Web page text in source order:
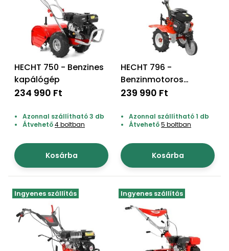
Permetező
Üvegház
és
melegház
Komposztáló
Kézi
szerszám,
HECHT 750 - Benzines
kapálógép
234 990 Ft
Azonnal szállítható 3 db
Átvehető4 boltban
Kosárba
HECHT 796 -
Benzinmotoros
kapálógép
239 990 Ft
Azonnal szállítható 1 db
Átvehető5 boltban
Kosárba
Ingyenes szállítás Ingyenes szállítás